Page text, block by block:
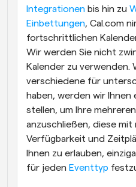
Integrationen bis hin zu
Einbettungen, Cal.com
fortschrittlichen
Wir werden Sie nicht
Kalender zu verwenden.
verschiedene für
haben, werden wir Ihnen
stellen, um Ihre
anzuschließen, diese
Verfügbarkeit und
Ihnen zu erlauben,
für jeden Eventtyp